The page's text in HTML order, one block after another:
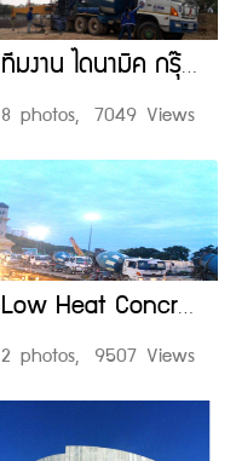
ทีมงาน ไดนามิค กรุ๊ป โปรดัก
8 photos, 7049 Views
Low Heat Concrete
2 photos, 9507 Views